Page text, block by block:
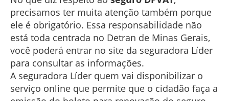
precisamos ter muita atenção também porque
ele é obrigatório. Essa responsabilidade não
está toda centrada no Detran de Minas Gerais,
você poderá entrar no site da seguradora Líder
para consultar as informações.
A seguradora Líder quem vai disponibilizar o
serviço online que permite que o cidadão faça a